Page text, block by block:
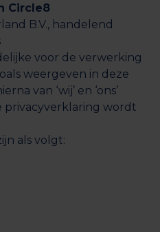
Circle8
B.V., handelend
voor de verwerking
weergeven in deze
van ‘wij’ en ‘ons’
privacyverklaring wordt
als volgt: